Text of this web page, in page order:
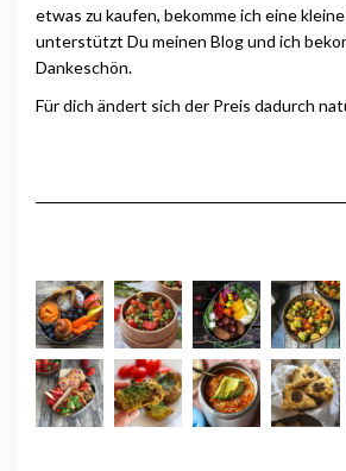
etwas zu kaufen, bekomme ich eine
unterstützt Du meinen Blog und ich
Dankeschön.
Für dich ändert sich der Preis dadurch